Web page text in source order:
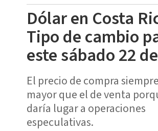
Dólar en Costa
Tipo de cambio
este sábado 22
El precio de compra
mayor que el de venta
daría lugar a operaciones
especulativas.